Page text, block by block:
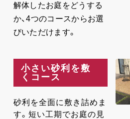
解体したお庭をどうする
か、4つのコースからお選
びいただけます。
小さい砂利を敷
くコース
砂利を全面に敷き詰めま
す。短い工期でお庭の見